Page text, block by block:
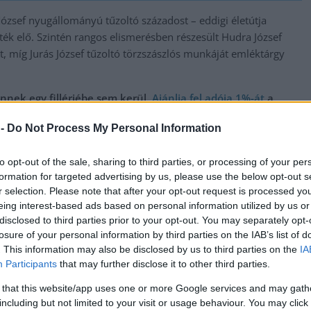
Do Not Process My Personal Information
opt-out of the sale, sharing to third parties, or processing of your
for targeted advertising by us, please use the below opt-out
selection. Please note that after your opt-out request is processed
interest-based ads based on personal information utilized by us
to third parties prior to your opt-out. You may separately
of your personal information by third parties on the IAB’s list of
This information may also be disclosed by us to third parties on the
Participants that may further disclose it to other third parties.
that this website/app uses one or more Google services and may
but not limited to your visit or usage behaviour. You may
nyugállományú tűzoltó századost – eddigi életútja
elő. Szintén rangos elismerésben részesült Hudra József
Jurás József tűzoltó törzszászlós munkáját emléktárgy
egy fillérjébe sem kerül.Ajánlja fel adója 1%-áta
A hétvégén minden a gasztronómiáról szól majd
Szolnokon